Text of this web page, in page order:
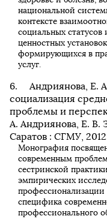
национальной
контексте
социальных
ценностных
формирующихся в
услуг.
Андриянова, Е.
социализация
проблемы и
А. Андриянова, Е.
Саратов : СГМУ,
Монография
современным
сестринской
эмпирических
профессионализации
специфика
профессионального